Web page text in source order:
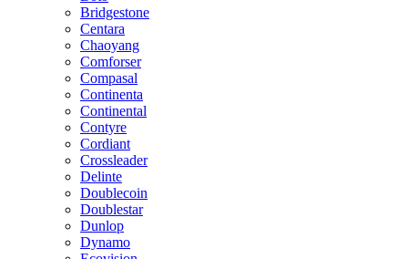
Bridgestone
Centara
Chaoyang
Comforser
Compasal
Continenta
Continental
Contyre
Cordiant
Crossleader
Delinte
Doublecoin
Doublestar
Dunlop
Dynamo